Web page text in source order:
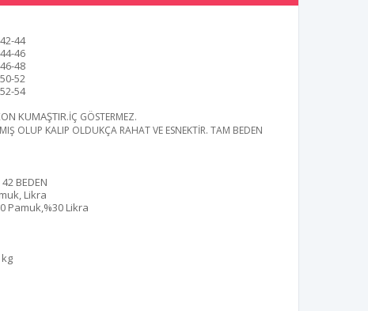
42-44
44-46
46-48
50-52
52-54
KUMAŞTIR.İÇ GÖSTERMEZ.
OLUP KALIP OLDUKÇA RAHAT VE ESNEKTİR. TAM BEDEN
BEDEN
Likra
Pamuk,%30 Likra